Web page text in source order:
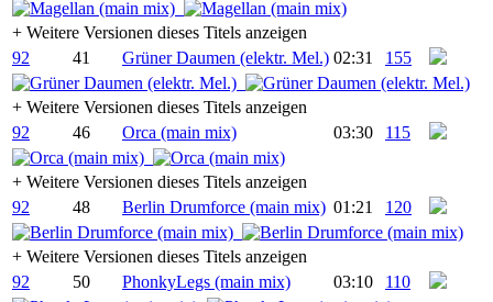
+ Weitere Versionen dieses Titels anzeigen
92
41 Grüner Daumen (elektr. Mel.) 02:31 155
+ Weitere Versionen dieses Titels anzeigen
92
46 Orca (main mix) 03:30 115
+ Weitere Versionen dieses Titels anzeigen
92
48 Berlin Drumforce (main mix) 01:21 120
+ Weitere Versionen dieses Titels anzeigen
92
50 PhonkyLegs (main mix) 03:10 110